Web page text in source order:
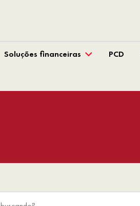
Soluções financeiras PCD